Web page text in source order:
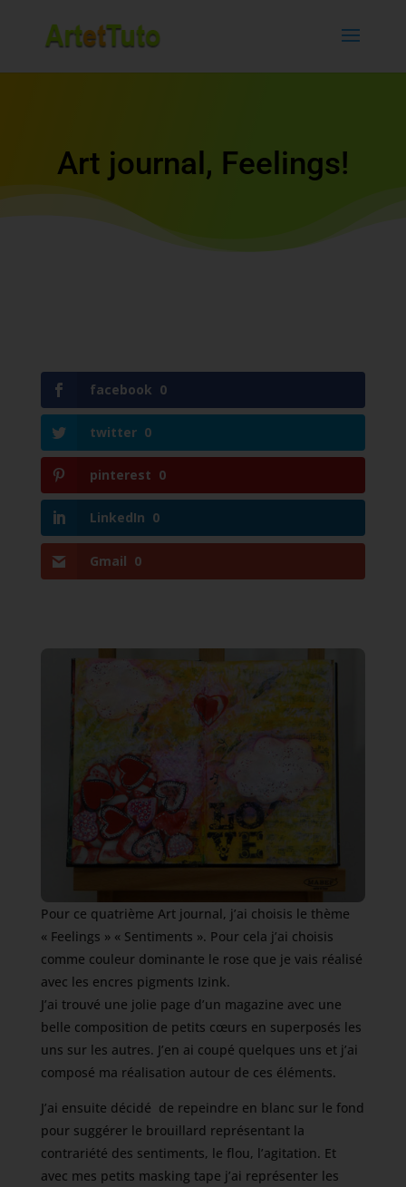
Art journal, Feelings!
facebook 0
twitter 0
pinterest 0
LinkedIn 0
Gmail 0
Pour ce quatrième Art journal, j’ai choisis le thème
« Feelings » « Sentiments ». Pour cela j’ai choisis
comme couleur dominante le rose que je vais réalisé
avec les encres pigments Izink.
J’ai trouvé une jolie page d’un magazine avec une
belle composition de petits cœurs en superposés les
uns sur les autres. J’en ai coupé quelques uns et j’ai
composé ma réalisation autour de ces éléments.
J’ai ensuite décidé de repeindre en blanc sur le fond
pour suggérer le brouillard représentant la
contrariété des sentiments, le flou, l’agitation. Et
avec mes petits masking tape j’ai représenter les